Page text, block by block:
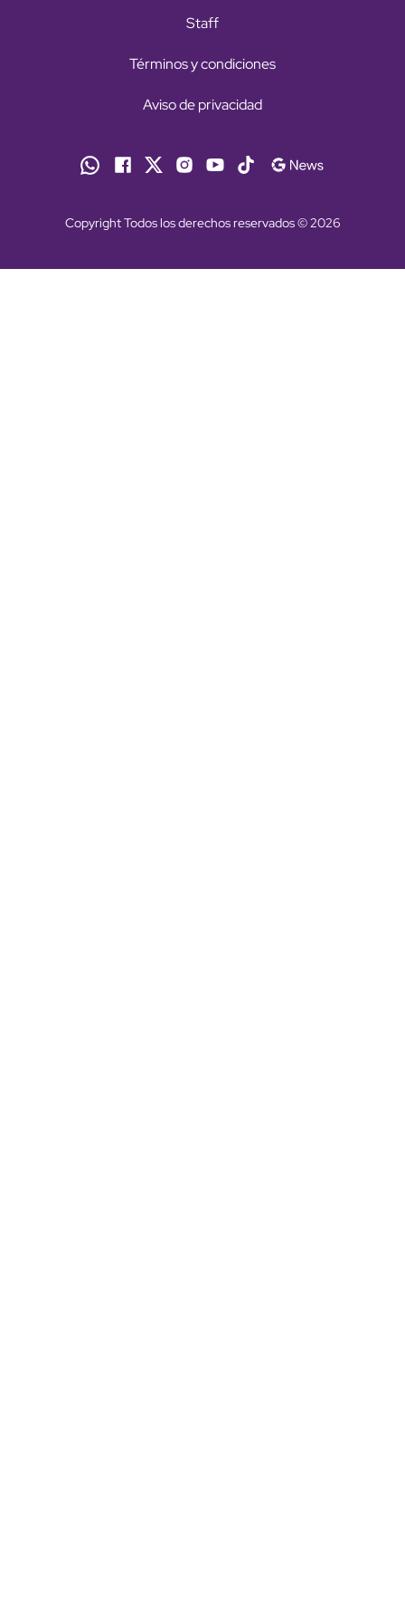
Staff
Términos y condiciones
Aviso de privacidad
Copyright Todos los derechos reservados © 2026